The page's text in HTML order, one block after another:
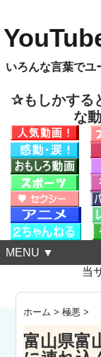
いろんな言葉でユ
✰もしかする
な
MENU ▼
当
ホーム >極悪 >
富山県富